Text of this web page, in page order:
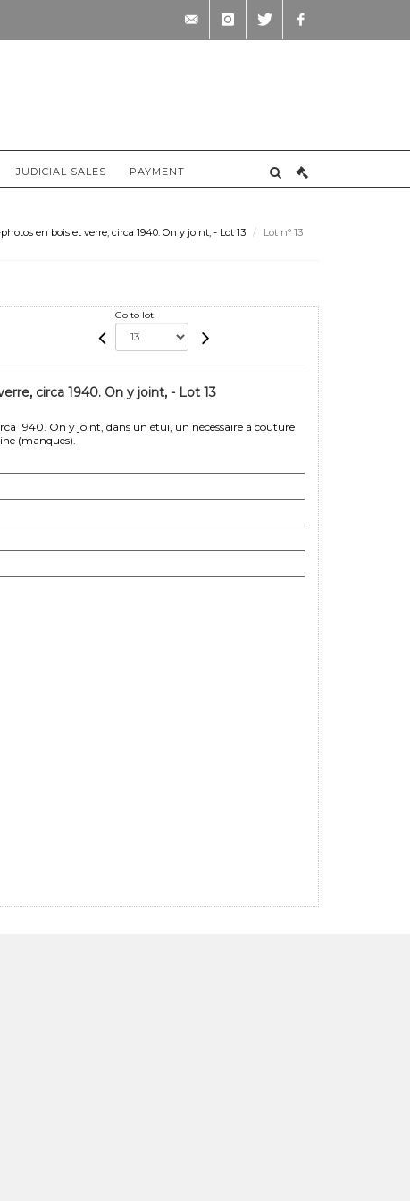
JUDICIAL SALES PAYMENT
en bois et verre, circa 1940. On y joint, - Lot 13 Lot n° 13
Go to lot
circa 1940. On y joint, - Lot 13
1940. On y joint, dans un étui, un nécessaire à couture
(manques).